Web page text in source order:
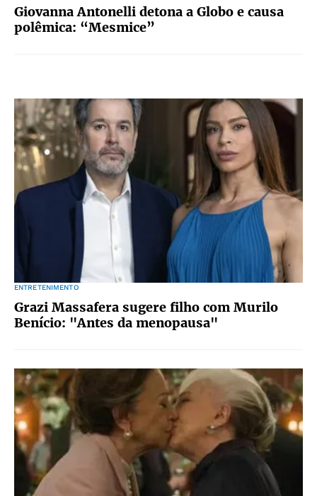
Giovanna Antonelli detona a Globo e causa
polêmica: “Mesmice”
ENTRETENIMENTO
Grazi Massafera sugere filho com Murilo
Benício: "Antes da menopausa"